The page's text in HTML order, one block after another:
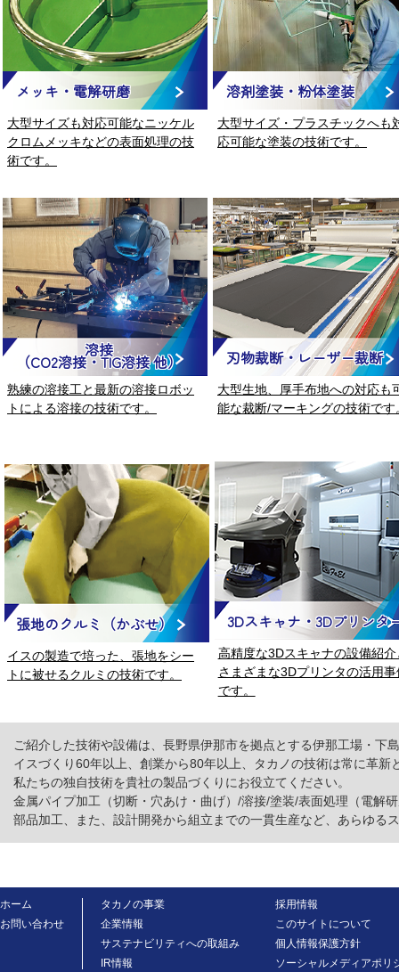
メッキ・電解研磨
大型サイズも対応可能なニッケル
クロムメッキなどの表面処理の技
術です。
溶剤塗装・粉体塗装
大型サイズ・プラスチックへも
応可能な塗装の技術です。
溶接
（CO2溶接・TIG溶接 他）
熟練の溶接工と最新の溶接ロボッ
トによる溶接の技術です。
刃物裁断・レーザー裁断
大型生地、厚手布地への対応も
能な裁断/マーキングの技術です
張地のクルミ（かぶせ）
イスの製造で培った、張地をシー
トに被せるクルミの技術です。
3Dスキャナ・3Dプリンタ
高精度な3Dスキャナの設備紹介
さまざまな3Dプリンタの活用事
です。
ご紹介した技術や設備は、長野県伊那市を拠点とする伊那工場・下
イスづくり60年以上、創業から80年以上、タカノの技術は常に革新
私たちの独自技術を貴社の製品づくりにお役立てください。
金属パイプ加工（切断・穴あけ・曲げ）/溶接/塗装/表面処理（電解
部品加工、また、設計開発から組立までの一貫生産など、あらゆる
ホーム
お問い合わせ
タカノの事業
企業情報
サステナビリティへの取組み
IR情報
採用情報
このサイトについて
個人情報保護方針
ソーシャルメディアポリ